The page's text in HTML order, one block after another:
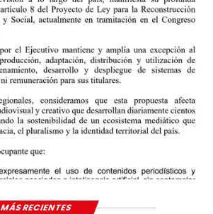
MÁS RECIENTES